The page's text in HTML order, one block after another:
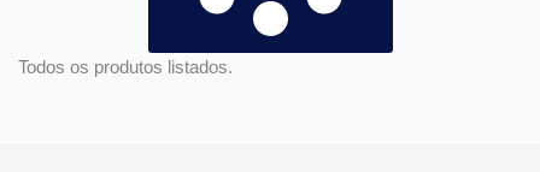
Todos os produtos listados.